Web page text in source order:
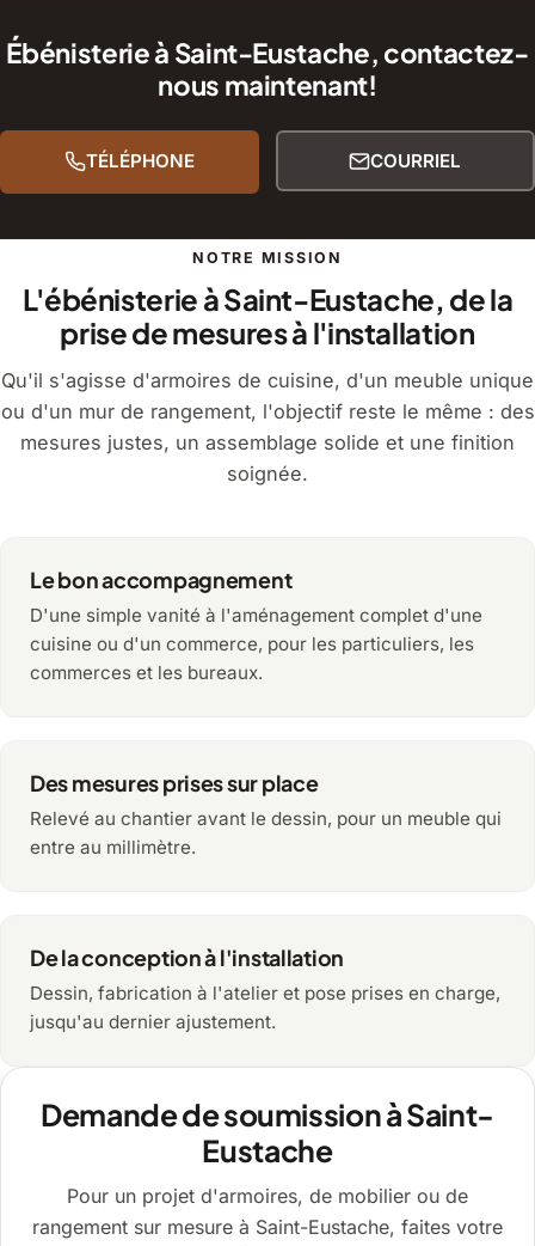
Ébénisterie à Saint-Eustache, contactez-
nous maintenant!
TÉLÉPHONE COURRIEL
NOTRE MISSION
L'ébénisterie à Saint-Eustache, de la
prise de mesures à l'installation
Qu'il s'agisse d'armoires de cuisine, d'un meuble unique
ou d'un mur de rangement, l'objectif reste le même : des
mesures justes, un assemblage solide et une finition
soignée.
Le bon accompagnement
D'une simple vanité à l'aménagement complet d'une
cuisine ou d'un commerce, pour les particuliers, les
commerces et les bureaux.
Des mesures prises sur place
Relevé au chantier avant le dessin, pour un meuble qui
entre au millimètre.
De la conception à l'installation
Dessin, fabrication à l'atelier et pose prises en charge,
jusqu'au dernier ajustement.
Demande de soumission à Saint-
Eustache
Pour un projet d'armoires, de mobilier ou de
rangement sur mesure à Saint-Eustache, faites votre